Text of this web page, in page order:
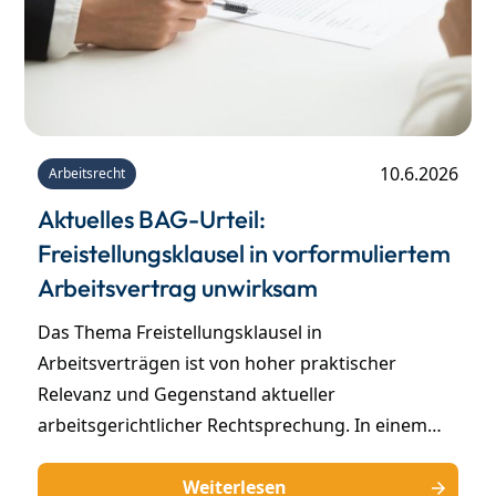
Arbeitsrecht 10.6.2026
Aktuelles BAG-Urteil:
Freistellungsklausel in vorformuliertem
Arbeitsvertrag unwirksam
Das Thema Freistellungsklausel in
Arbeitsverträgen ist von hoher praktischer
Relevanz und Gegenstand aktueller
arbeitsgerichtlicher Rechtsprechung. In einem
(Bundesarbeitsgericht) sich mit der Frage befasst,
Weiterlesen